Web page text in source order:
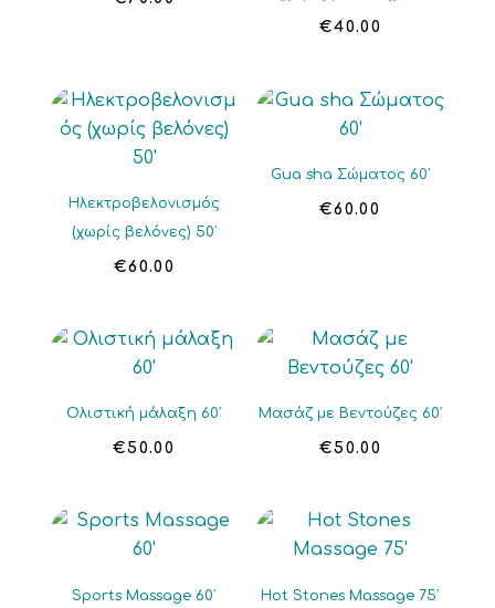
€40.00
Ηλεκτροβελονισμός
(χωρίς βελόνες) 50′
€60.00
Gua sha Σώματος 60′
€60.00
Ολιστική μάλαξη 60′
€50.00
Μασάζ με Βεντούζες 60′
€50.00
Sports Massage 60′ Hot Stones Massage 75′